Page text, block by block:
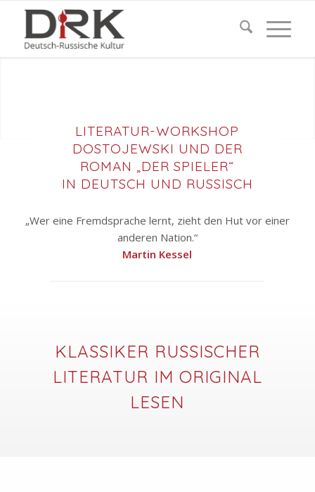
LITERATUR-WORKSHOP
DOSTOJEWSKI UND DER
ROMAN „DER SPIELER“
IN DEUTSCH UND RUSSISCH
„Wer eine Fremdsprache lernt, zieht den Hut vor einer
anderen Nation.“
Martin Kessel
KLASSIKER RUSSISCHER
LITERATUR IM ORIGINAL
LESEN